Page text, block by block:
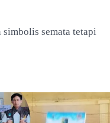
semata tetapi